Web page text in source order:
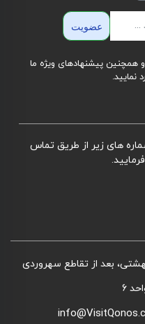
عضویت
همچنین پیشنهادهای ویژه ما
نمایید.
های زیر از طریق تماس
بعد از تقاطع سهروردی